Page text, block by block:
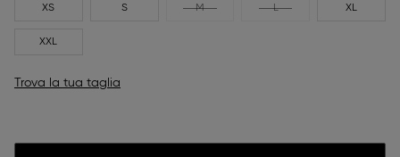
XS S M L XL
XXL
Trova la tua taglia